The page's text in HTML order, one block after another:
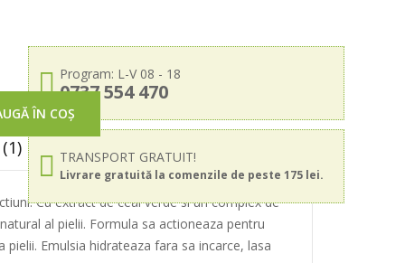
Program: L-V 08 - 18
0737 554 470
TRANSPORT GRATUIT!
Livrare gratuită la comenzile de peste 175 lei.
ÎN COȘ
Cu extract de ceai verde si un complex de
al pielii. Formula sa actioneaza pentru
Emulsia hidrateaza fara sa incarce, lasa